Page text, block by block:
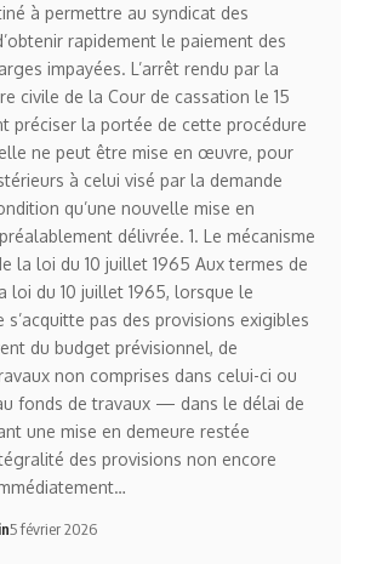
à permettre au syndicat des
rapidement le paiement des
impayées. L’arrêt rendu par la
civile de la Cour de cassation le 15
préciser la portée de cette procédure
ne peut être mise en œuvre, pour
à celui visé par la demande
qu’une nouvelle mise en
délivrée. 1. Le mécanisme
la loi du 10 juillet 1965 Aux termes de
loi du 10 juillet 1965, lorsque le
s’acquitte pas des provisions exigibles
du budget prévisionnel, de
non comprises dans celui-ci ou
fonds de travaux — dans le délai de
une mise en demeure restée
des provisions non encore
5 février 2026